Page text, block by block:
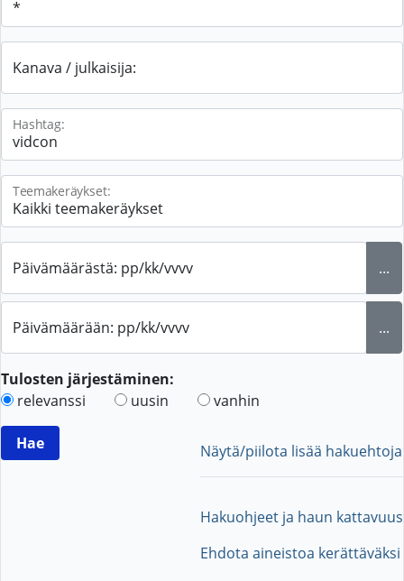
Kanava / julkaisija:
Hashtag:
Teemakeräykset:
Päivämäärästä: pp/kk/vvvv ...
Päivämäärään: pp/kk/vvvv ...
Tulosten järjestäminen:
relevanssi
uusin vanhin
Näytä/piilota lisää hakuehtoja
Hakuohjeet ja haun kattavuus
Ehdota aineistoa kerättäväksi